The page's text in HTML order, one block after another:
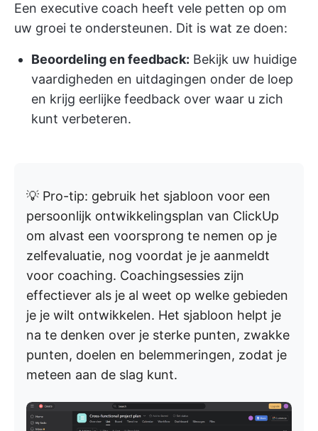
Een executive coach heeft vele petten op om
uw groei te ondersteunen. Dit is wat ze doen:
Beoordeling en feedback: Bekijk uw huidige
vaardigheden en uitdagingen onder de loep
en krijg eerlijke feedback over waar u zich
kunt verbeteren.
💡 Pro-tip: gebruik het sjabloon voor een
persoonlijk ontwikkelingsplan van ClickUp
om alvast een voorsprong te nemen op je
zelfevaluatie, nog voordat je je aanmeldt
voor coaching. Coachingsessies zijn
effectiever als je al weet op welke gebieden
je je wilt ontwikkelen. Het sjabloon helpt je
na te denken over je sterke punten, zwakke
punten, doelen en belemmeringen, zodat je
meteen aan de slag kunt.